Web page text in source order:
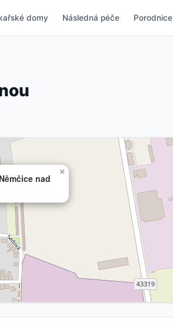
domy Následná péče Porodnice
nad
×